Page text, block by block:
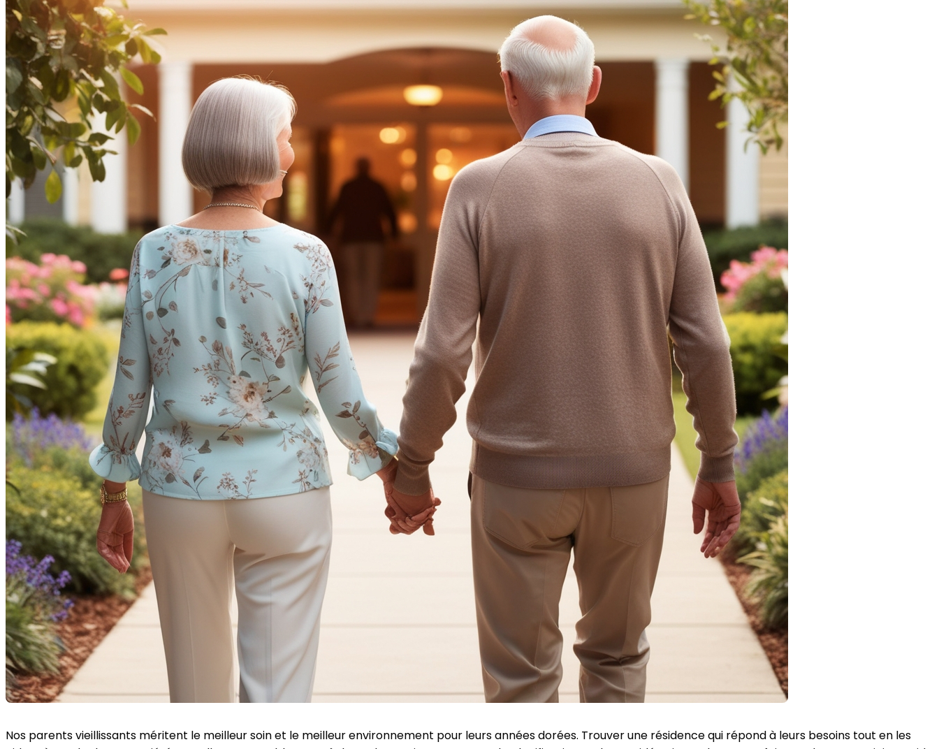
Nos parents vieillissants méritent le meilleur soin et le meilleur environnement pour leurs années dorées. Trouver une résidence qui répond à leurs besoins tout en les